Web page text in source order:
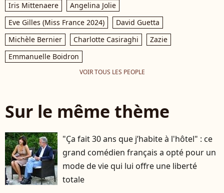
Iris Mittenaere
Angelina Jolie
Eve Gilles (Miss France 2024)
David Guetta
Michèle Bernier
Charlotte Casiraghi
Zazie
Emmanuelle Boidron
VOIR TOUS LES PEOPLE
Sur le même thème
"Ça fait 30 ans que j’habite à l'hôtel" : ce
grand comédien français a opté pour un
mode de vie qui lui offre une liberté
totale